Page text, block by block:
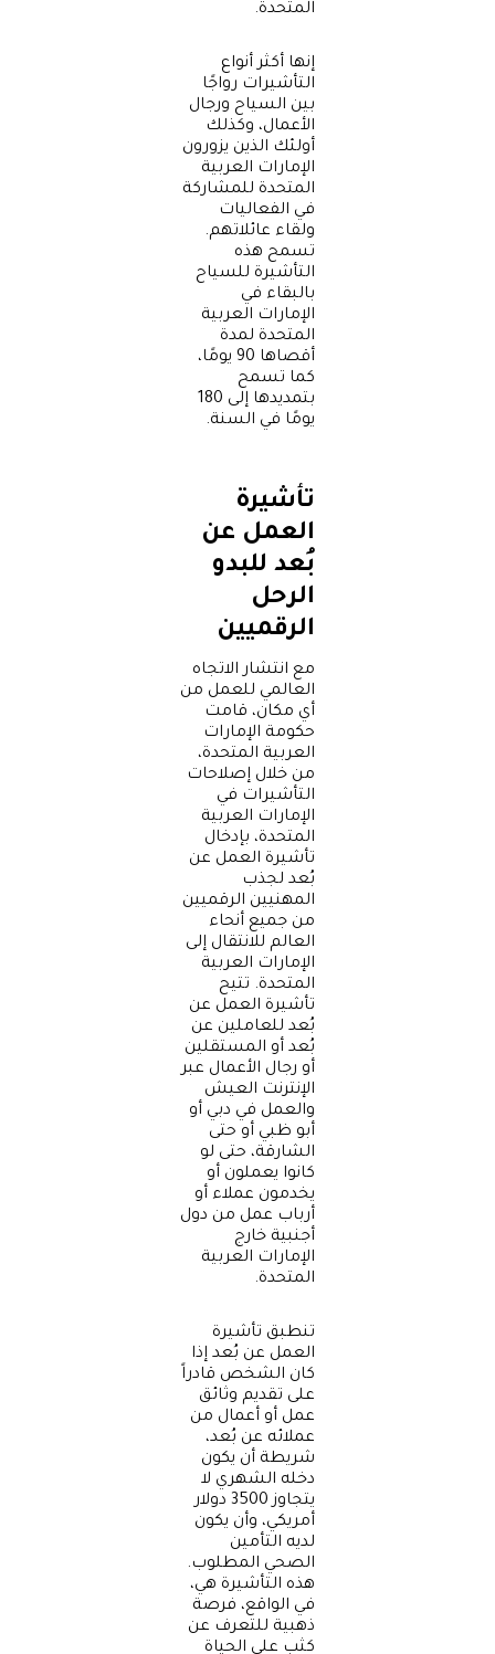
المتحدة.
إنها أكثر أنواع
التأشيرات رواجًا
بين السياح ورجال
الأعمال، وكذلك
أولئك الذين يزورون
الإمارات العربية
المتحدة للمشاركة
في الفعاليات
ولقاء عائلاتهم.
تسمح هذه
التأشيرة للسياح
بالبقاء في
الإمارات العربية
المتحدة لمدة
أقصاها 90 يومًا،
كما تسمح
بتمديدها إلى 180
يومًا في السنة.
تأشيرة
العمل عن
بُعد للبدو
الرحل
الرقميين
مع انتشار الاتجاه
العالمي للعمل من
أي مكان، قامت
حكومة الإمارات
العربية المتحدة،
من خلال إصلاحات
التأشيرات في
الإمارات العربية
المتحدة، بإدخال
تأشيرة العمل عن
بُعد لجذب
المهنيين الرقميين
من جميع أنحاء
العالم للانتقال إلى
الإمارات العربية
المتحدة. تتيح
تأشيرة العمل عن
بُعد للعاملين عن
بُعد أو المستقلين
أو رجال الأعمال عبر
الإنترنت العيش
والعمل في دبي أو
أبو ظبي أو حتى
الشارقة، حتى لو
كانوا يعملون أو
يخدمون عملاء أو
أرباب عمل من دول
أجنبية خارج
الإمارات العربية
المتحدة.
تنطبق تأشيرة
العمل عن بُعد إذا
كان الشخص قادراً
على تقديم وثائق
عمل أو أعمال من
عملائه عن بُعد،
شريطة أن يكون
دخله الشهري لا
يتجاوز 3500 دولار
أمريكي، وأن يكون
لديه التأمين
الصحي المطلوب.
هذه التأشيرة هي،
في الواقع، فرصة
ذهبية للتعرف عن
كثب على الحياة